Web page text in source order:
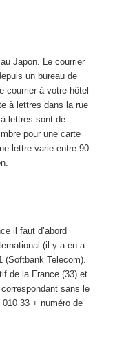
Japon. Le courrier
un bureau de
courrier à votre hôtel
à lettres dans la rue
lettres sont de
pour une carte
lettre varie entre 90
il faut d’abord
(il y a en a
(Softbank Telecom).
de la France (33) et
sans le
33 + numéro de